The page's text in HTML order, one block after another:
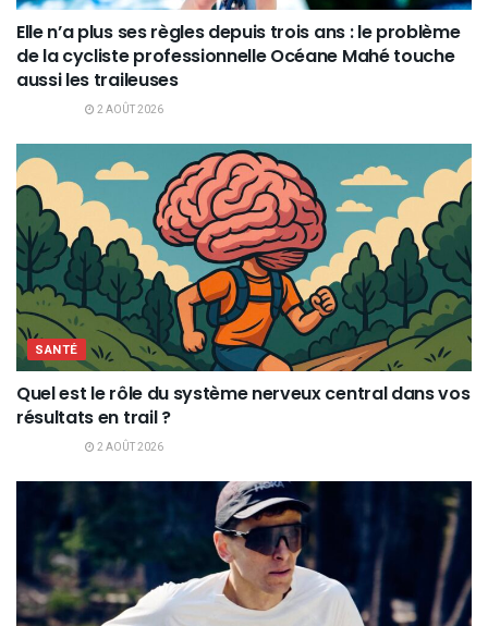
Elle n’a plus ses règles depuis trois ans : le problème
de la cycliste professionnelle Océane Mahé touche
aussi les traileuses
2 AOÛT 2026
SANTÉ
Quel est le rôle du système nerveux central dans vos
résultats en trail ?
2 AOÛT 2026